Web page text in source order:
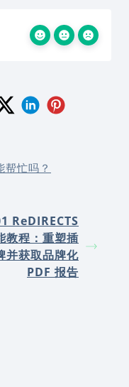
帮忙吗？
ReDIRECTS
教程：重塑插
并获取品牌化
PDF 报告